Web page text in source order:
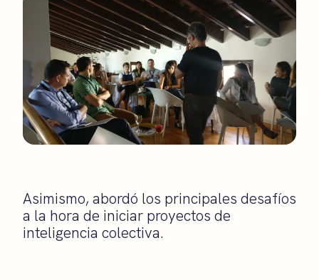
Asimismo, abordó los principales desafíos
a la hora de iniciar proyectos de
inteligencia colectiva.